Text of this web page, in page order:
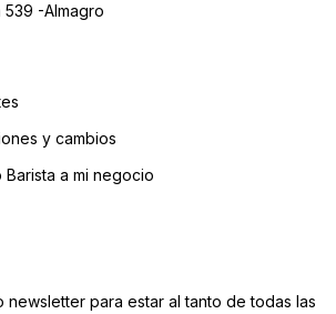
539 -Almagro
y cambios
a mi negocio
newsletter para estar al tanto de todas las